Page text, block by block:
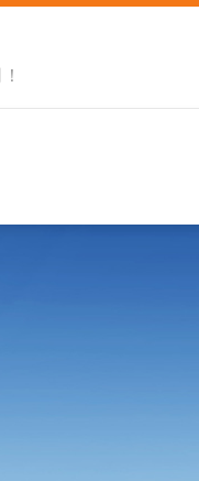
！